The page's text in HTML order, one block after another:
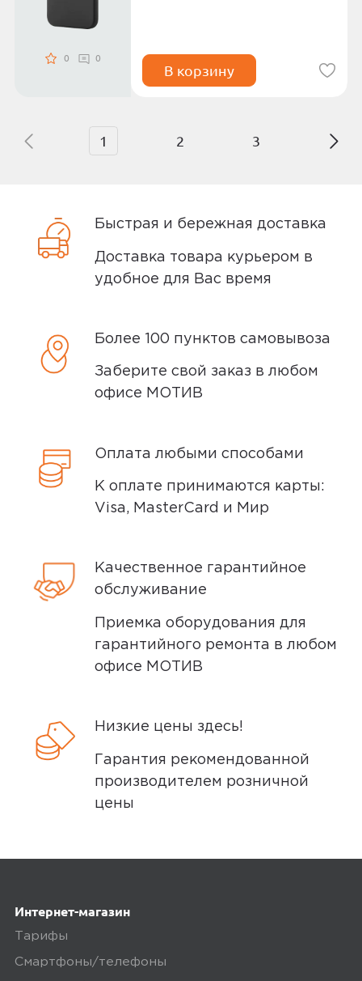
0 0
В корзину
1 2 3
Быстрая и бережная доставка
Доставка товара курьером в
удобное для Вас время
Более 100 пунктов самовывоза
Заберите свой заказ в любом
офисе МОТИВ
Оплата любыми способами
К оплате принимаются карты:
Visa, MasterCard и Мир
Качественное гарантийное
обслуживание
Приемка оборудования для
гарантийного ремонта в любом
офисе МОТИВ
Низкие цены здесь!
Гарантия рекомендованной
производителем розничной
цены
Интернет-магазин
Тарифы
Смартфоны/телефоны